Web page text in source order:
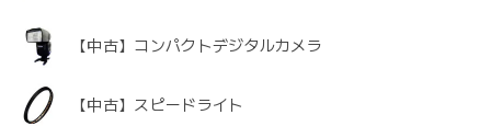
【中古】コンパクトデジタルカメラ
【中古】スピードライト